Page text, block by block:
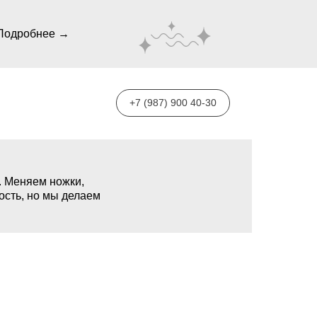
→
+7 (987) 900 40-30
Меняем ножки,
но мы делаем